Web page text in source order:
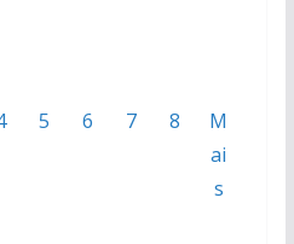
5 6 7 8
M
ai
s